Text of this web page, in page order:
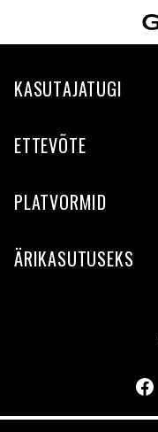
KASUTAJATUGI
ETTEVÕTE
PLATVORMID
ÄRIKASUTUSEKS